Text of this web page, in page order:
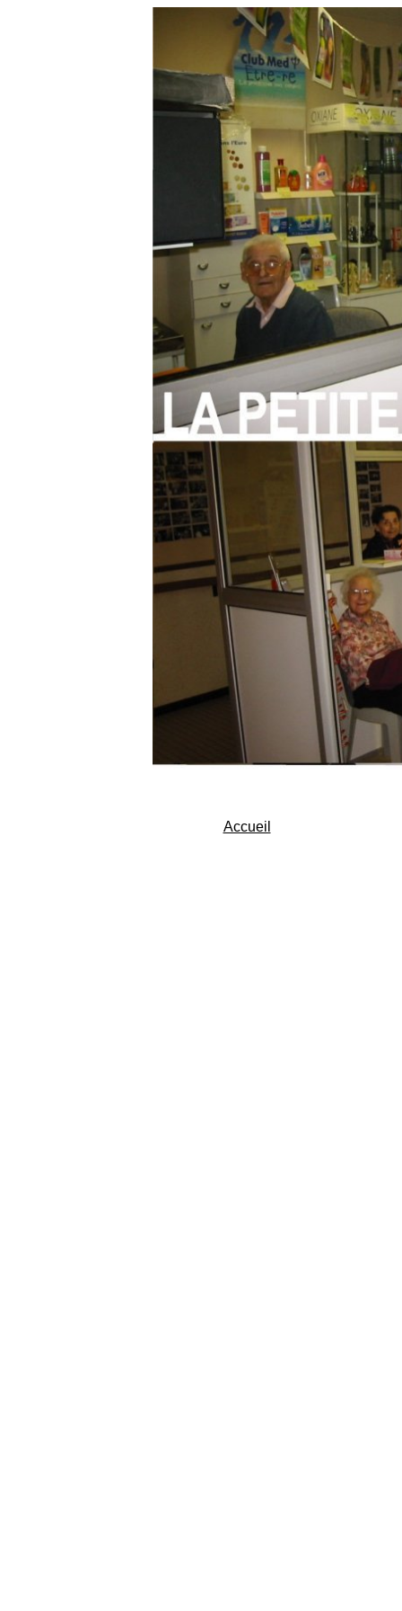
Accueil